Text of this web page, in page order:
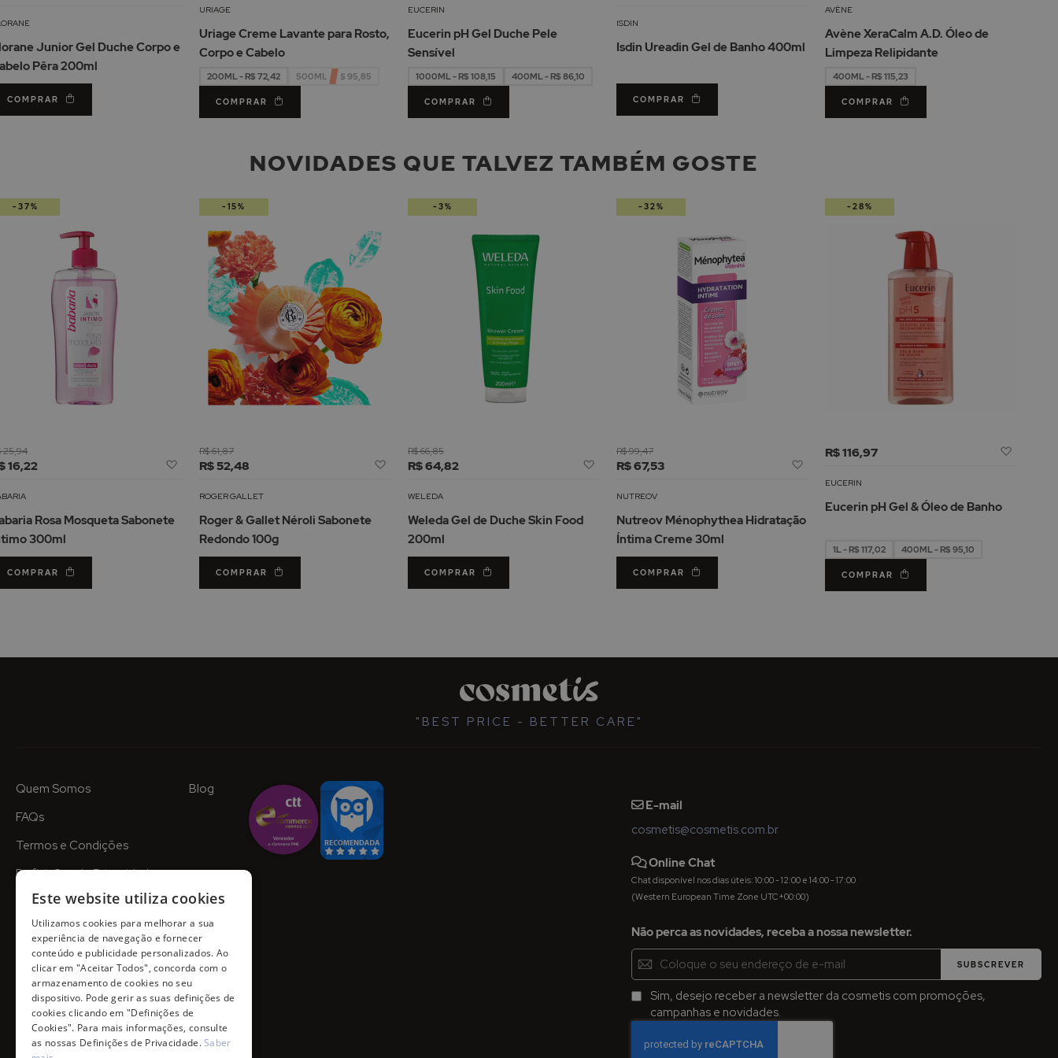
Desejos
Junior Gel Duche Corpo e
Pêra 200ml
COMPRAR
Lista
Desejos
URIAGE
Uriage Creme Lavante para Rosto,
Corpo e Cabelo
200ML - R$ 72,42 500ML - R$ 95,85
COMPRAR
Desejos
EUCERIN
Eucerin pH Gel Duche Pele
Sensível
1000ML - R$ 108,15 400ML - R$ 86,10
COMPRAR
Desejos
ISDIN
Isdin Ureadin Gel de Banho 400ml
COMPRAR
AVÈNE
Avène XeraCalm A.D. Óleo de
Limpeza Relipidante
400ML - R$ 115,23
COMPRAR
NOVIDADES QUE TALVEZ TAMBÉM GOSTE
16,22
25,94
Adicionar
Lista
Desejos
Rosa Mosqueta Sabonete
300ml
COMPRAR
-37%
R$ 52,48
R$ 61,87
Adicionar
Lista
Desejos
ROGER GALLET
Roger & Gallet Néroli Sabonete
Redondo 100g
COMPRAR
-15%
R$ 64,82
R$ 66,85
Adicionar
Lista
Desejos
WELEDA
Weleda Gel de Duche Skin Food
200ml
COMPRAR
-3%
R$ 67,53
R$ 99,47
NUTREOV
Nutreov Ménophythea Hidratação
Íntima Creme 30ml
COMPRAR
-32%
R$ 116,97
EUCERIN
Eucerin pH Gel & Óleo de Banho
1L - R$ 117,02 400ML - R$ 95,10
COMPRAR
-28%
"BEST PRICE - BETTER CARE"
Quem Somos
FAQs
Termos e Condições
Definições de Privacidade
Blog
E-mail
cosmetis@cosmetis.com.br
Online Chat
Chat disponível nos dias úteis: 10:00 - 12:00 e 14:00 - 17:00
(Western European Time Zone UTC+00:00)
Não perca as novidades, receba a nossa newsletter.
Inscreva-
se
na
Newsletter:
SUBSCREVER
Sim, desejo receber a newsletter da cosmetis com promoções,
campanhas e novidades.
Este website utiliza cookies
Utilizamos cookies para melhorar a sua
experiência de navegação e fornecer
conteúdo e publicidade personalizados. Ao
clicar em "Aceitar Todos", concorda com o
armazenamento de cookies no seu
dispositivo. Pode gerir as suas definições de
cookies clicando em "Definições de
Cookies". Para mais informações, consulte
as nossas Definições de Privacidade.Saber